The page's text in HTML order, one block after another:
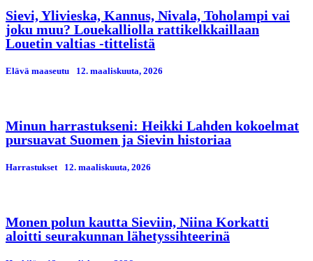
Sievi, Ylivieska, Kannus, Nivala, Toholampi vai
joku muu? Louekalliolla rattikelkkaillaan
Louetin valtias -tittelistä
Elävä maaseutu 12. maaliskuuta, 2026
Minun harrastukseni: Heikki Lahden kokoelmat
pursuavat Suomen ja Sievin historiaa
Harrastukset 12. maaliskuuta, 2026
Monen polun kautta Sieviin, Niina Korkatti
aloitti seurakunnan lähetyssihteerinä